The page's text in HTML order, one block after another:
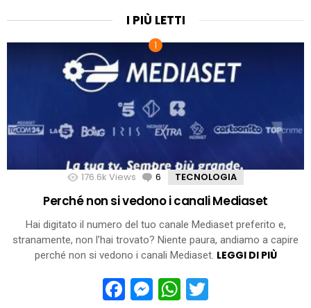
I PIÙ LETTI
176.6k Views 6 Comments
TECNOLOGIA
Perché non si vedono i canali Mediaset
Hai digitato il numero del tuo canale Mediaset preferito e,
stranamente, non l’hai trovato? Niente paura, andiamo a capire
perché non si vedono i canali Mediaset. LEGGI DI PIÙ
Facebook
Messenger
WhatsApp